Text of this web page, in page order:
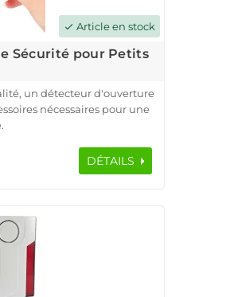
check Article en stock
Sécurité pour Petits
un détecteur d'ouverture
nécessaires pour une
efficace. Les
sabotage ou d'intrusion,
propriété. De plus, la
permet de surveiller votre
dédiée.
DÉTAILS